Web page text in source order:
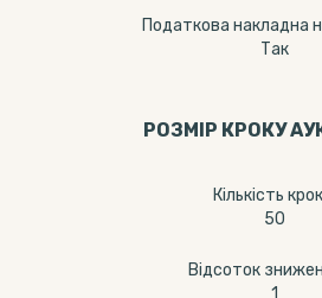
Податкова накладна
Так
РОЗМІР КРОКУ
Кількість
50
Відсоток
1